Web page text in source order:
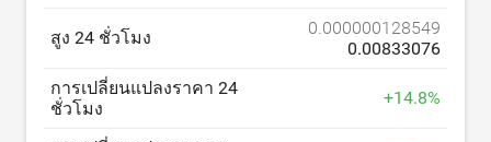
สูง 24 ชั่วโมง
0.000000128549
0.00833076
การเปลี่ยนแปลงราคา 24
ชั่วโมง
+14.8%